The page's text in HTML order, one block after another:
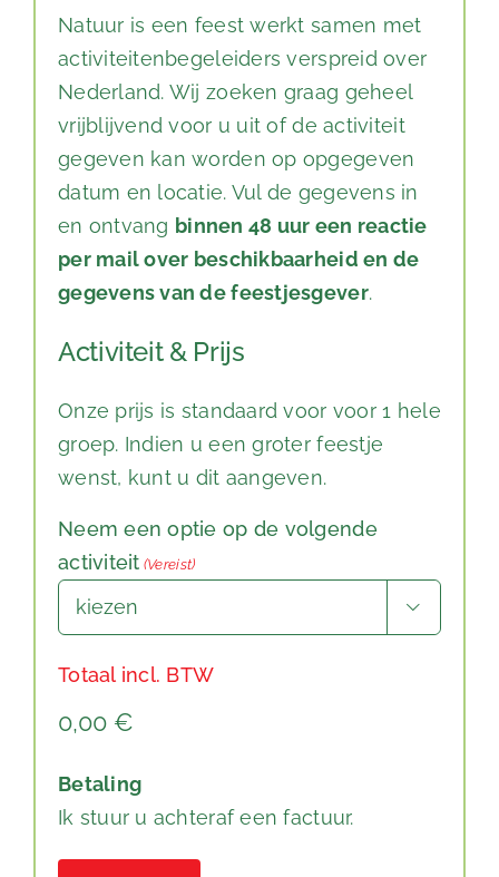
Natuur is een feest werkt samen met
activiteitenbegeleiders verspreid over
Nederland. Wij zoeken graag geheel
vrijblijvend voor u uit of de activiteit
gegeven kan worden op opgegeven
datum en locatie. Vul de gegevens in
en ontvang binnen 48 uur een reactie
per mail over beschikbaarheid en de
gegevens van de feestjesgever.
Activiteit & Prijs
Onze prijs is standaard voor voor 1 hele
groep. Indien u een groter feestje
wenst, kunt u dit aangeven.
Neem een optie op de volgende
activiteit (Vereist)

Totaal incl. BTW
Betaling
Ik stuur u achteraf een factuur.